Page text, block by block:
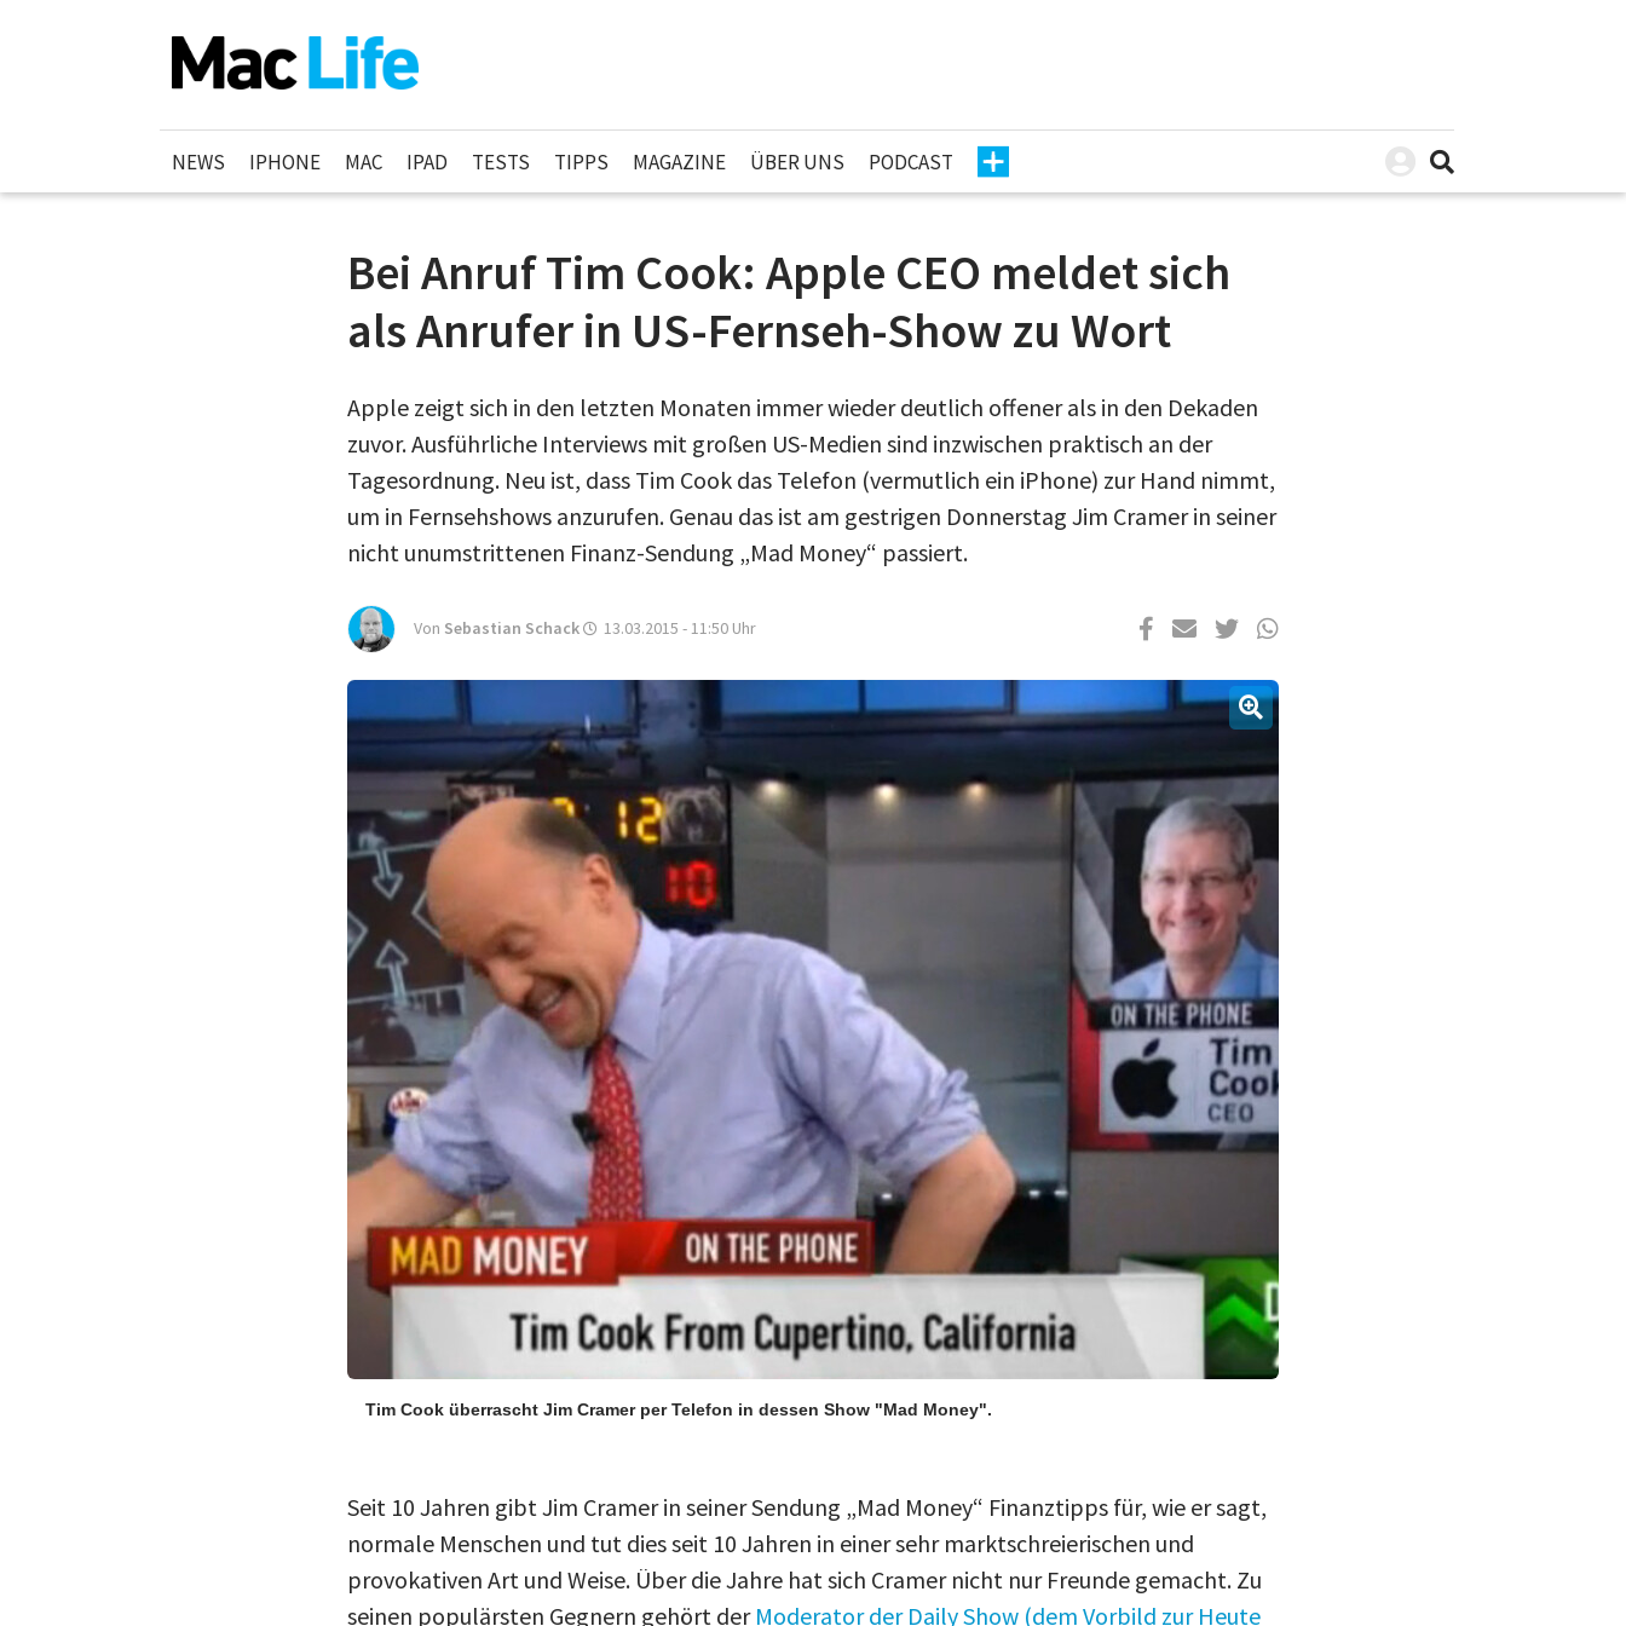
NEWS IPHONE MAC IPAD TESTS TIPPS MAGAZINE ÜBER UNS PODCAST
Bei Anruf Tim Cook: Apple CEO meldet sich
als Anrufer in US-Fernseh-Show zu Wort
Apple zeigt sich in den letzten Monaten immer wieder deutlich offener als in den Dekaden
zuvor. Ausführliche Interviews mit großen US-Medien sind inzwischen praktisch an der
Tagesordnung. Neu ist, dass Tim Cook das Telefon (vermutlich ein iPhone) zur Hand nimmt,
um in Fernsehshows anzurufen. Genau das ist am gestrigen Donnerstag Jim Cramer in seiner
nicht unumstrittenen Finanz-Sendung „Mad Money“ passiert.
Von Sebastian Schack 13.03.2015 - 11:50 Uhr
Tim Cook überrascht Jim Cramer per Telefon in dessen Show "Mad Money".
Seit 10 Jahren gibt Jim Cramer in seiner Sendung „Mad Money“ Finanztipps für, wie er sagt,
normale Menschen und tut dies seit 10 Jahren in einer sehr marktschreierischen und
provokativen Art und Weise. Über die Jahre hat sich Cramer nicht nur Freunde gemacht. Zu
seinen populärsten Gegnern gehört derModerator der Daily Show (dem Vorbild zur Heute